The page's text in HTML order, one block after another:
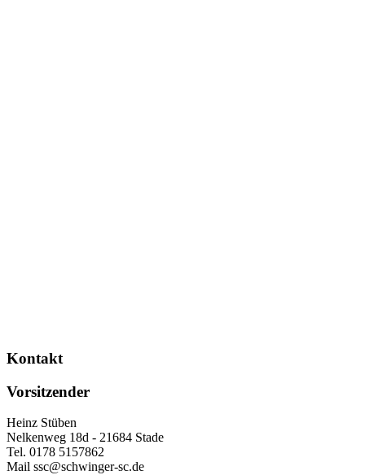
Kontakt
Vorsitzender
Heinz Stüben
Nelkenweg 18d - 21684 Stade
Tel. 0178 5157862
Mail ssc@schwinger-sc.de